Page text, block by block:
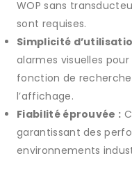
WOP sans
sont requises.
Simplicité
alarmes visuelles
fonction de
l’affichage.
Fiabilité éprouvée :
garantissant des
environnements